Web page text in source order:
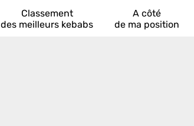
Classement
des meilleurs kebabs
A côté
de ma position